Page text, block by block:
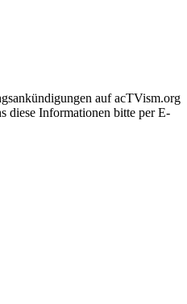
auf acTVism.org
diese Informationen bitte per E-